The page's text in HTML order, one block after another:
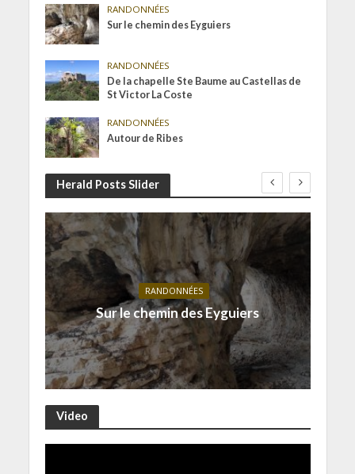
RANDONNÉES
Sur le chemin des Eyguiers
RANDONNÉES
De la chapelle Ste Baume au Castellas de
St Victor La Coste
RANDONNÉES
Autour de Ribes
Herald Posts Slider
RANDONNÉES
Sur le chemin des Eyguiers
Video